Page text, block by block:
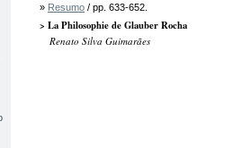
» Resumo / pp. 633-652.
> La Philosophie de Glauber Rocha
Renato Silva Guimarães